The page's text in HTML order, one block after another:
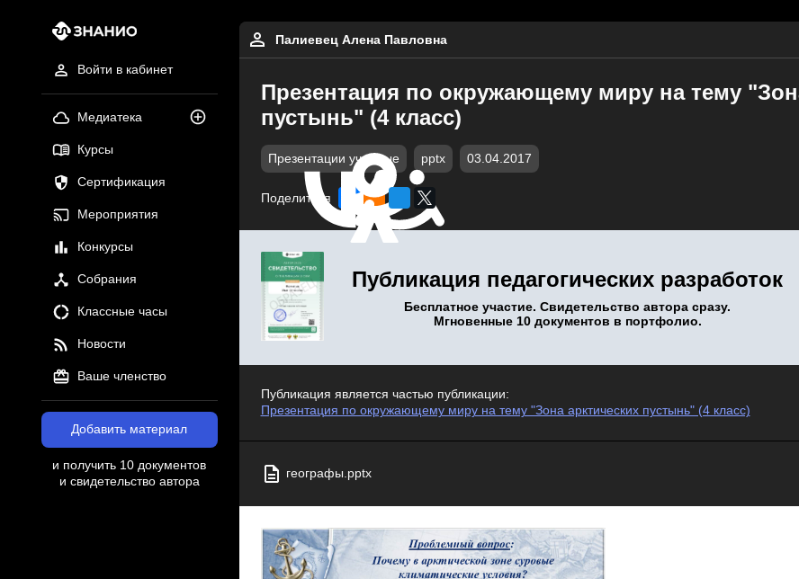
Войти в кабинет
Медиатека
Курсы
Сертификация
Мероприятия
Конкурсы
Собрания
Классные часы
Новости
Ваше членство
Добавить материал
и получить 10 документов
и свидетельство автора
Палиевец Алена Павловна
Презентация по окружающему миру на тему
пустынь" (4 класс)
Презентации учебные pptx 03.04.2017
Поделиться
Публикация педагогических разработок
Бесплатное участие. Свидетельство автора сразу.
Мгновенные 10 документов в портфолио.
Публикация является частью публикации:
Презентация по окружающему миру на тему "Зона арктических пустынь" (4 класс)
географы.pptx